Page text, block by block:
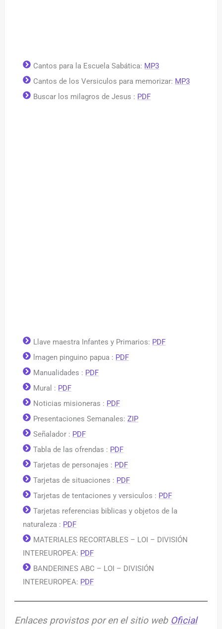
Cantos para la Escuela Sabática: MP3
Cantos de los Versiculos para memorizar: MP3
Buscar los milagros de Jesus : PDF
Llave maestra Infantes y Primarios: PDF
lmagen pinguino papua : PDF
Manualidades : PDF
Mural : PDF
Noticias misioneras : PDF
Presentaciones Semanales:ZIP
Señalador : PDF
Tabla de las ofrendas : PDF
Tarjetas de personajes : PDF
Tarjetas de situaciones : PDF
Tarjetas de tentaciones y versiculos : PDF
Tarjetas referencias biblicas y objetos de la
naturaleza : PDF
MATERIALES RECORTABLES – LOI – DIVISIÓN
INTEREUROPEA: PDF
BANDERINES ABC – LOI – DIVISIÓN
INTEREUROPEA: PDF
Enlaces provistos por en el sitio web Oficial